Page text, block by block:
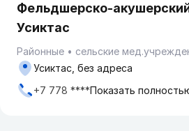
Фельдшерско-
Усиктас
Районные
сельские
Усиктас, без адреса
+7 778 ****Показать